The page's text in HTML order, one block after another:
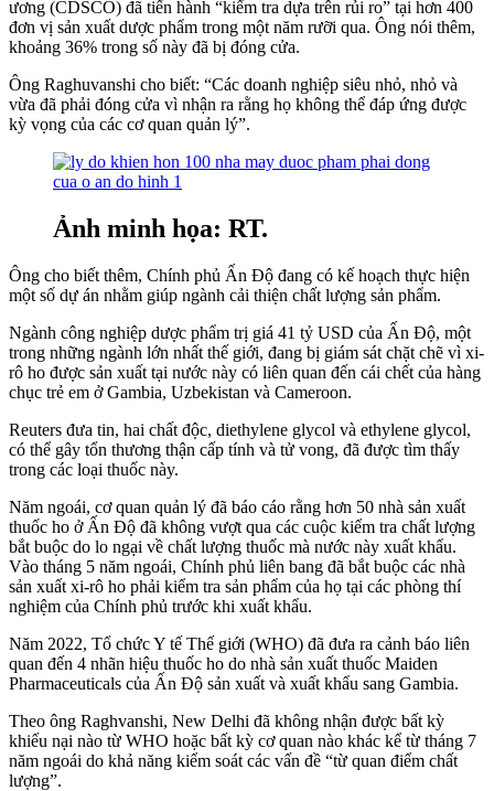
ương (CDSCO) đã tiến hành “kiểm tra dựa trên rủi ro” tại hơn 400
đơn vị sản xuất dược phẩm trong một năm rưỡi qua. Ông nói thêm,
khoảng 36% trong số này đã bị đóng cửa.
Ông Raghuvanshi cho biết: “Các doanh nghiệp siêu nhỏ, nhỏ và
vừa đã phải đóng cửa vì nhận ra rằng họ không thể đáp ứng được
kỳ vọng của các cơ quan quản lý”.
Ảnh minh họa: RT.
Ông cho biết thêm, Chính phủ Ấn Độ đang có kế hoạch thực hiện
một số dự án nhằm giúp ngành cải thiện chất lượng sản phẩm.
Ngành công nghiệp dược phẩm trị giá 41 tỷ USD của Ấn Độ, một
trong những ngành lớn nhất thế giới, đang bị giám sát chặt chẽ vì xi-
rô ho được sản xuất tại nước này có liên quan đến cái chết của hàng
chục trẻ em ở Gambia, Uzbekistan và Cameroon.
Reuters đưa tin, hai chất độc, diethylene glycol và ethylene glycol,
có thể gây tổn thương thận cấp tính và tử vong, đã được tìm thấy
trong các loại thuốc này.
Năm ngoái, cơ quan quản lý đã báo cáo rằng hơn 50 nhà sản xuất
thuốc ho ở Ấn Độ đã không vượt qua các cuộc kiểm tra chất lượng
bắt buộc do lo ngại về chất lượng thuốc mà nước này xuất khẩu.
Vào tháng 5 năm ngoái, Chính phủ liên bang đã bắt buộc các nhà
sản xuất xi-rô ho phải kiểm tra sản phẩm của họ tại các phòng thí
nghiệm của Chính phủ trước khi xuất khẩu.
Năm 2022, Tổ chức Y tế Thế giới (WHO) đã đưa ra cảnh báo liên
quan đến 4 nhãn hiệu thuốc ho do nhà sản xuất thuốc Maiden
Pharmaceuticals của Ấn Độ sản xuất và xuất khẩu sang Gambia.
Theo ông Raghvanshi, New Delhi đã không nhận được bất kỳ
khiếu nại nào từ WHO hoặc bất kỳ cơ quan nào khác kể từ tháng 7
năm ngoái do khả năng kiểm soát các vấn đề “từ quan điểm chất
lượng”.